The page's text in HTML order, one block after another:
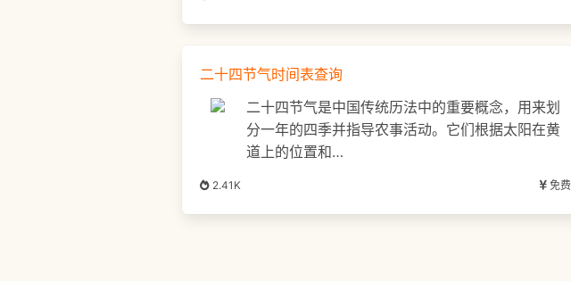
二十四节气时间表查询
二十四节气是中国传统历法中的重要概念，用来划
分一年的四季并指导农事活动。它们根据太阳在黄
道上的位置和…
2.41K 免费